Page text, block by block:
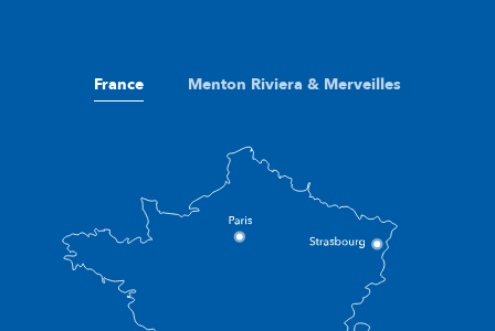
France Menton Riviera & Merveilles